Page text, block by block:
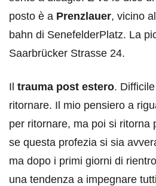
posto è a Prenzlauer, vicino
bahn di SenefelderPlatz. La
Saarbrücker Strasse 24.
Il trauma post estero.
ritornare. Il mio pensiero a
per ritornare, ma poi si ritorna
se questa profezia si sia
ma dopo i primi giorni di
una tendenza a impegnare